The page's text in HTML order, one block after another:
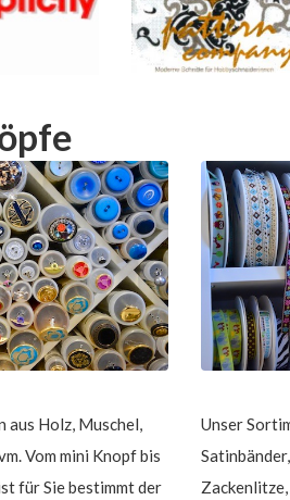
aus Holz, Muschel,
Vom mini Knopf bis
für Sie bestimmt der
Unser